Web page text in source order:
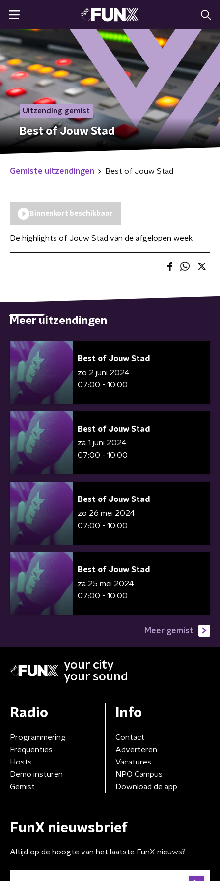
Uitzending gemist
Best of Jouw Stad
Gemiste uitzendingen Best of Jouw Stad
Binnenkort beschikbaar
De highlights of Jouw Stad van de afgelopen week
Meer uitzendingen
Best of Jouw Stad
zo 2 juni 2024
07:00 - 10:00
Best of Jouw Stad
za 1 juni 2024
07:00 - 10:00
Best of Jouw Stad
zo 26 mei 2024
07:00 - 10:00
Best of Jouw Stad
za 25 mei 2024
07:00 - 10:00
Meer gemist
your city
your sound
Radio
Programmering
Frequenties
Hosts
Demo insturen
Gemist
Info
Contact
Adverteren
Vacatures
NPO Campus
Download de app
FunX nieuwsbrief
Altijd op de hoogte van het laatste FunX-nieuws?